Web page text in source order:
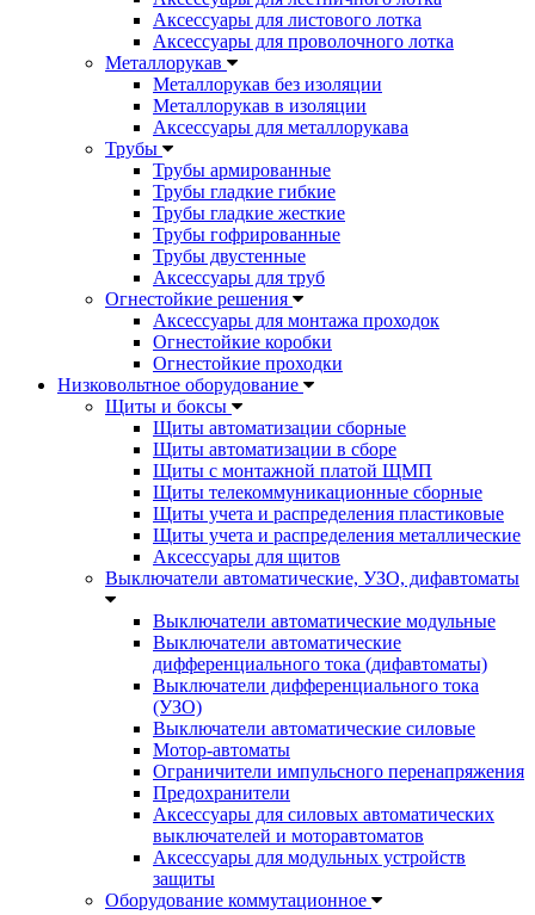
Аксессуары для листового лотка
Аксессуары для проволочного лотка
Металлорукав
Металлорукав без изоляции
Металлорукав в изоляции
Аксессуары для металлорукава
Трубы
Трубы армированные
Трубы гладкие гибкие
Трубы гладкие жесткие
Трубы гофрированные
Трубы двустенные
Аксессуары для труб
Огнестойкие решения
Аксессуары для монтажа проходок
Огнестойкие коробки
Огнестойкие проходки
Низковольтное оборудование
Щиты и боксы
Щиты автоматизации сборные
Щиты автоматизации в сборе
Щиты с монтажной платой ЩМП
Щиты телекоммуникационные сборные
Щиты учета и распределения пластиковые
Щиты учета и распределения металлические
Аксессуары для щитов
Выключатели автоматические, УЗО, дифавтоматы
Выключатели автоматические модульные
Выключатели автоматические
дифференциального тока (дифавтоматы)
Выключатели дифференциального тока
(УЗО)
Выключатели автоматические силовые
Мотор-автоматы
Ограничители импульсного перенапряжения
Предохранители
Аксессуары для силовых автоматических
выключателей и моторавтоматов
Аксессуары для модульных устройств
защиты
Оборудование коммутационное